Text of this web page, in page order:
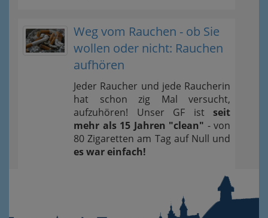
Weg vom Rauchen - ob Sie
wollen oder nicht: Rauchen
aufhören
Jeder Raucher und jede Raucherin
hat schon zig Mal versucht,
aufzuhören! Unser GF ist seit
mehr als 15 Jahren "clean" - von
80 Zigaretten am Tag auf Null und
es war einfach!